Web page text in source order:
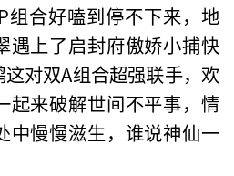
组合好嗑到停不下来，地
遇上了启封府傲娇小捕快
对双A组合超强联手，欢
起来破解世间不平事，情
中慢慢滋生，谁说神仙一